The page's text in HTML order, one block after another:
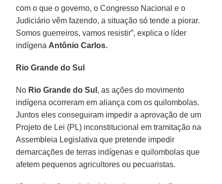
com o que o governo, o Congresso Nacional e o
Judiciário vêm fazendo, a situação só tende a piorar.
Somos guerreiros, vamos resistir”, explica o líder
indígena Antônio Carlos.
Rio Grande do Sul
No Rio Grande do Sul , as ações do movimento
indígena ocorreram em aliança com os quilombolas.
Juntos eles conseguiram impedir a aprovação de um
Projeto de Lei (PL) inconstitucional em tramitação na
Assembleia Legislativa que pretende impedir
demarcações de terras indígenas e quilombolas que
afetem pequenos agricultores ou pecuaristas.